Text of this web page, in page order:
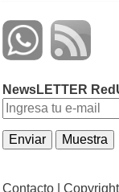
NewsLETTER
Contacto |